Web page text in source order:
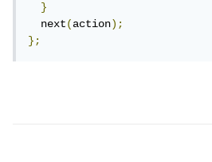
}
  next
(action);
};